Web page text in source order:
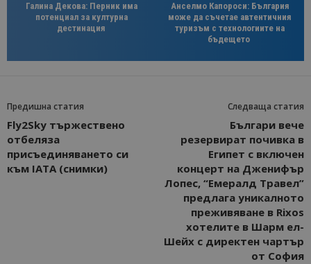
Галина Декова: Перник има
потенциал за културна
дестинация
Анселмо Капороси: България
може да съчетае автентичния
туризъм с технологиите на
бъдещето
Предишна статия
Fly2Sky тържествено
отбеляза
присъединяването си
към IATA (снимки)
Следваща статия
Българи вече
резервират почивка в
Египет с включен
концерт на Дженифър
Лопес, “Емералд Травел”
предлага уникалното
преживяване в Rixos
хотелите в Шарм ел-
Шейх с директен чартър
от София